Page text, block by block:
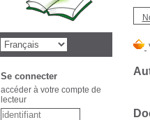
Se connecter
accéder à votre compte de
lecteur